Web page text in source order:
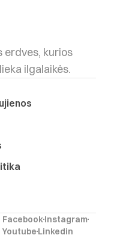
erdves, kurios
ilgalaikės.
FacebookInstagram
YoutubeLinkedin